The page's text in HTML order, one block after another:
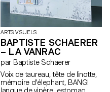
minimaliste en forme d’écran
éteint. La télévision, elle aussi,
fabrique des vérités partielles :
elle découpe, filtre, remonte le
réel. On regarde les infos
comme une sitcom, entre rires
forcés et tragédies banalisées.
Cette installation traduit cette
perception fragmentée. Deux
urnes : l’une rit, l’autre dort.
Vases de mémoire, elles
ARTS VISUELS
BAPTISTE SCHAERER
– LA VANRAC
par Baptiste Schaerer
Voix de taureau, tête de linotte,
mémoire d'élephant, BANG!